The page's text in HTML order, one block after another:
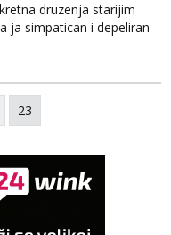
druzenja starijim
ja simpatican i depeliran
23